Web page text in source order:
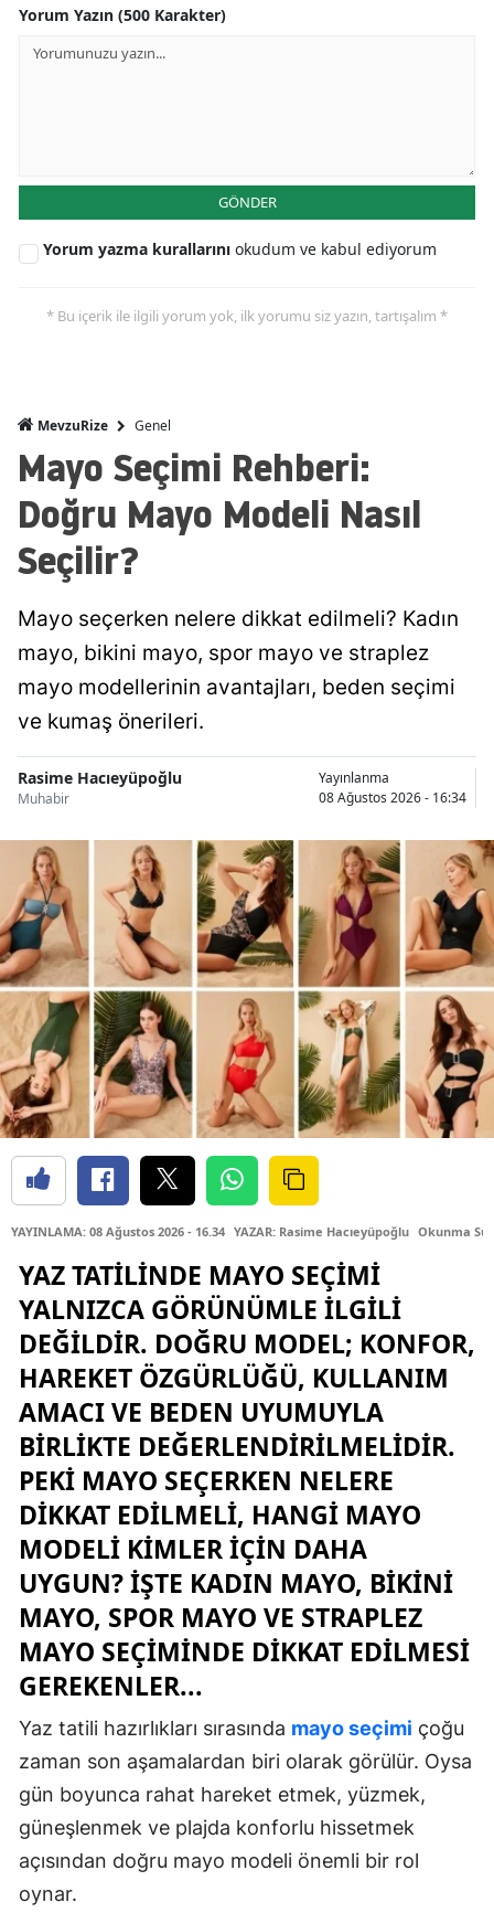
Yorum Yazın (500 Karakter)
GÖNDER
Yorum yazma kurallarını okudum ve kabul ediyorum
* Bu içerik ile ilgili yorum yok, ilk yorumu siz yazın, tartışalım *
MevzuRize Genel
Mayo Seçimi Rehberi:
Doğru Mayo Modeli Nasıl
Seçilir?
Mayo seçerken nelere dikkat edilmeli? Kadın
mayo, bikini mayo, spor mayo ve straplez
mayo modellerinin avantajları, beden seçimi
ve kumaş önerileri.
Rasime Hacıeyüpoğlu
Muhabir
Yayınlanma
08 Ağustos 2026 - 16:34
YAYINLAMA: 08 Ağustos 2026 - 16.34 YAZAR: Rasime Hacıeyüpoğlu Okunma
YAZ TATILINDE MAYO SEÇIMI
YALNIZCA GÖRÜNÜMLE ILGILI
DEĞILDIR. DOĞRU MODEL; KONFOR,
HAREKET ÖZGÜRLÜĞÜ, KULLANIM
AMACI VE BEDEN UYUMUYLA
BIRLIKTE DEĞERLENDIRILMELIDIR.
PEKI MAYO SEÇERKEN NELERE
DIKKAT EDILMELI, HANGI MAYO
MODELI KIMLER IÇIN DAHA
UYGUN? İŞTE KADIN MAYO, BIKINI
MAYO, SPOR MAYO VE STRAPLEZ
MAYO SEÇIMINDE DIKKAT EDILMESI
GEREKENLER...
Yaz tatili hazırlıkları sırasında mayo seçimi çoğu
zaman son aşamalardan biri olarak görülür. Oysa
gün boyunca rahat hareket etmek, yüzmek,
güneşlenmek ve plajda konforlu hissetmek
açısından doğru mayo modeli önemli bir rol
oynar.